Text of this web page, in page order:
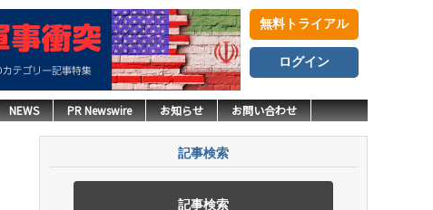
無料トライアル
ログイン
NEWS PR Newswire お知らせ お問い合わせ
記事検索
記事検索